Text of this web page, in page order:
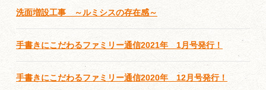
洗面増設工事 ～ルミシスの存在感～
手書きにこだわるファミリー通信2021年 1月号発行！
手書きにこだわるファミリー通信2020年 12月号発行！